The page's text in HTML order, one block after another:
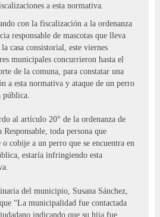
a esta normativa.
con la fiscalización a la ordenanza
responsable de mascotas que lleva
la casa consistorial, este viernes
municipales concurrieron hasta el
de la comuna, para constatar una
a esta normativa y ataque de un perro
pública.
al artículo 20° de la ordenanza de
Responsable, toda persona que
o cobije a un perro que se encuentra en
estaría infringiendo esta
del municipio, Susana Sánchez,
“La municipalidad fue contactada
indicando que su hija fue